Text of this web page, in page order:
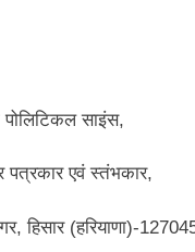
पोलिटिकल साइंस,
पत्रकार एवं स्तंभकार,
हिसार (हरियाणा)-